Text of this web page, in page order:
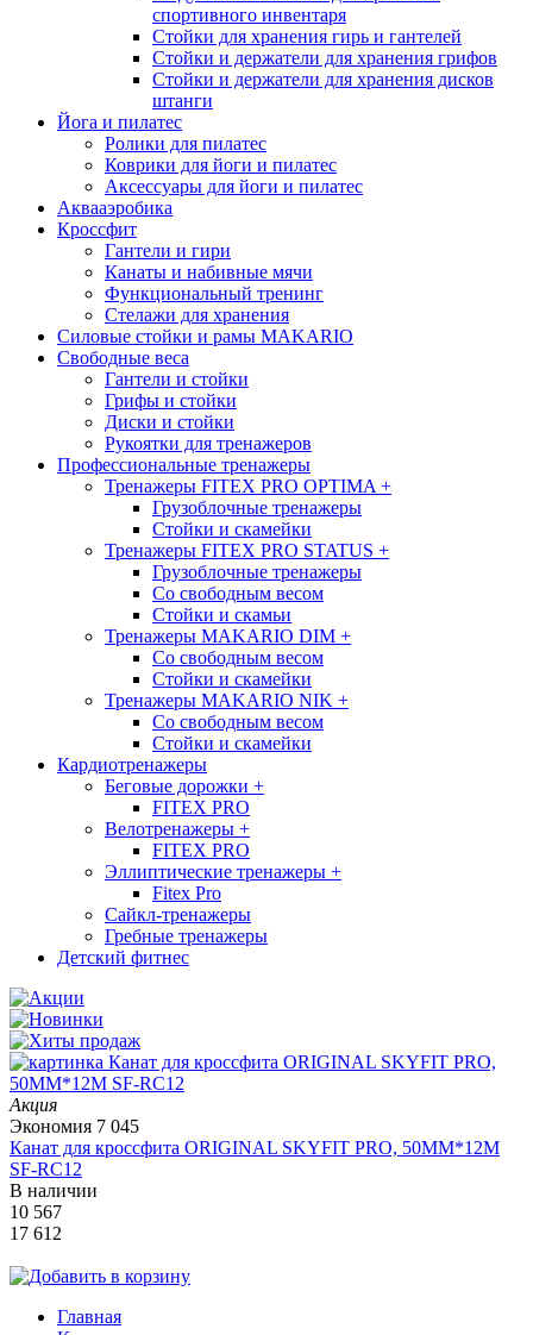
спортивного инвентаря
Стойки для хранения гирь и гантелей
Стойки и держатели для хранения грифов
Стойки и держатели для хранения дисков
штанги
Йога и пилатес
Ролики для пилатес
Коврики для йоги и пилатес
Аксессуары для йоги и пилатес
Аквааэробика
Кроссфит
Гантели и гири
Канаты и набивные мячи
Функциональный тренинг
Стелажи для хранения
Силовые стойки и рамы MAKARIO
Свободные веса
Гантели и стойки
Грифы и стойки
Диски и стойки
Рукоятки для тренажеров
Профессиональные тренажеры
Тренажеры FITEX PRO OPTIMA +
Грузоблочные тренажеры
Стойки и скамейки
Тренажеры FITEX PRO STATUS +
Грузоблочные тренажеры
Со свободным весом
Стойки и скамьи
Тренажеры MAKARIO DIM +
Со свободным весом
Стойки и скамейки
Тренажеры MAKARIO NIK +
Со свободным весом
Стойки и скамейки
Кардиотренажеры
Беговые дорожки +
FITEX PRO
Велотренажеры +
FITEX PRO
Эллиптические тренажеры +
Fitex Pro
Сайкл-тренажеры
Гребные тренажеры
Детский фитнес
Акция
Экономия 7 045
Канат для кроссфита ORIGINAL SKYFIT PRO, 50MM*12M
SF-RС12
В наличии
10 567
17 612
Главная